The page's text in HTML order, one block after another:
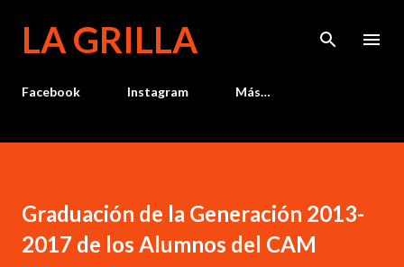
LA GRILLA
Facebook Instagram Más…
Graduación de la Generación 2013-
2017 de los Alumnos del CAM